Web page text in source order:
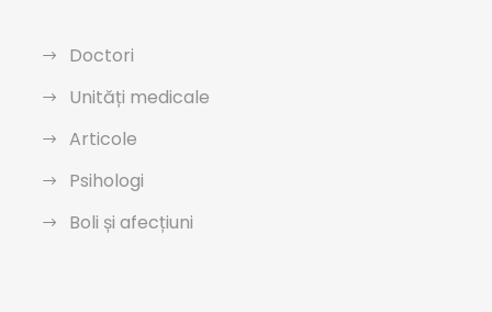
Doctori
Unități medicale
Articole
Psihologi
Boli și afecțiuni